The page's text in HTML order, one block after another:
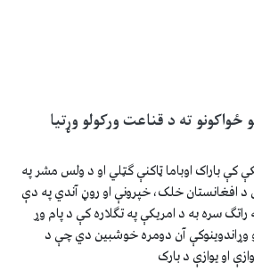
ته د قناعت ورکولو وړتيا
باراک اوباما ټاکنې ګټلي او د ولس مشر په
افغانستان خلک، خپرونې او روڼ آندي په دې
سره به د امريکې په تګلاره کې د پام وړ
وړاندوينوکې آن دومره خوشبين دي چې د
او يوازې د بارک